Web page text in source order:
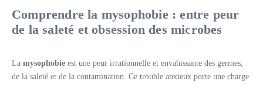
Comprendre la mysophobie : entre peur
de la saleté et obsession des microbes
La mysophobie est une peur irrationnelle et envahissante des germes,
de la saleté et de la contamination. Ce trouble anxieux porte une charge